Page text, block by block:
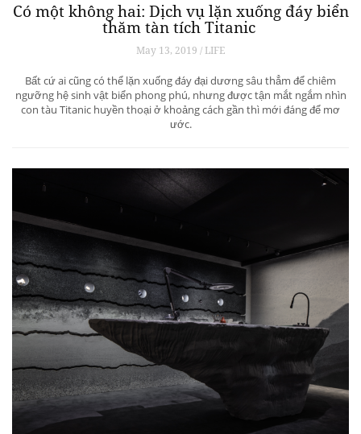
Có một không hai: Dịch vụ lặn xuống đáy biển
thăm tàn tích Titanic
May 13, 2019 / LIFE
Bất cứ ai cũng có thể lặn xuống đáy đại dương sâu thẳm để chiêm
ngưỡng hệ sinh vật biển phong phú, nhưng được tận mắt ngắm nhìn
con tàu Titanic huyền thoại ở khoảng cách gần thì mới đáng để mơ
ước.